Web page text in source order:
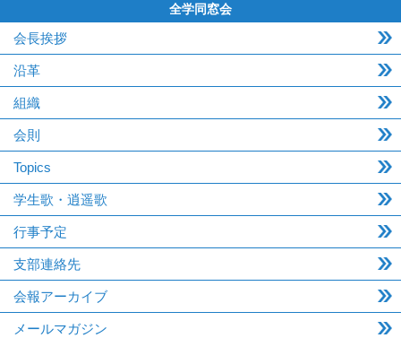
全学同窓会
会長挨拶
沿革
組織
会則
Topics
学生歌・逍遥歌
行事予定
支部連絡先
会報アーカイブ
メールマガジン